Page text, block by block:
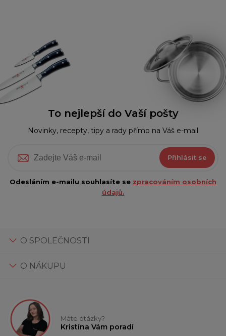
To nejlepší do Vaší pošty
Novinky, recepty, tipy a rady přímo na Váš e-mail
Přihlásit se
Odesláním e-mailu souhlasíte se zpracováním osobních
údajů.
O SPOLEČNOSTI
O NÁKUPU
Máte otázky?
Kristína Vám poradí